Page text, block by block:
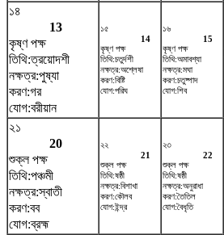
১৪
13
কৃষ্ণ পক্ষ
তিথি:ত্রয়োদশী
নক্ষত্র:পুষ্যা
করণ:গর
যোগ:বরীয়ান
১৫
14
কৃষ্ণ পক্ষ
তিথি:চতুর্দশী
নক্ষত্র:অশ্লেষা
করণ:বিষ্টি
যোগ:পরিঘ
১৬
15
কৃষ্ণ পক্ষ
তিথি:অমাবশ্যা
নক্ষত্র:মঘা
করণ:চতুষ্পাদ
যোগ:শিব
২১
20
শুক্ল পক্ষ
তিথি:পঞ্চমী
নক্ষত্র:স্বাতী
করণ:বব
যোগ:ব্রহ্ম
২২
21
শুক্ল পক্ষ
তিথি:ষষ্ঠী
নক্ষত্র:বিশাখা
করণ:কৌলব
যোগ:ইন্দ্র
২৩
22
শুক্ল পক্ষ
তিথি:ষষ্ঠী
নক্ষত্র:অনুরাধা
করণ:তৈতিল
যোগ:বৈধৃতি